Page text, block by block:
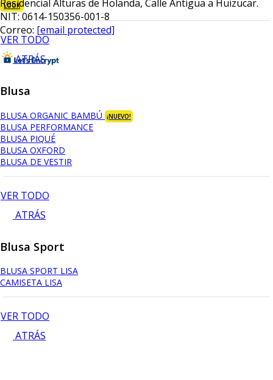
LOOK
VER TODO
ATRÁS
Blusa
BLUSA ORGANIC BAMBÚ ¡NUEVO!
BLUSA PERFORMANCE
BLUSA PIQUÉ
BLUSA OXFORD
BLUSA DE VESTIR
VER TODO
ATRÁS
Blusa Sport
BLUSA SPORT LISA
CAMISETA LISA
VER TODO
ATRÁS
Residencial Alturas de Holanda, Calle Antigua a Huizucar.
NIT: 0614-150356-001-8
Correo: [email protected]